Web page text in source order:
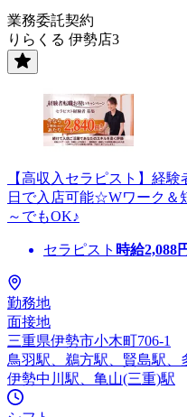
業務委託契約
りらくる 伊勢店3
【高収入セラピスト】経
日で入店可能☆Wワーク＆
～でもOK♪
セラピスト 時給2,088
勤務地
面接地
三重県伊勢市小木町706-1
鳥羽駅、鵜方駅、賢島駅、
伊勢中川駅、亀山(三重)駅